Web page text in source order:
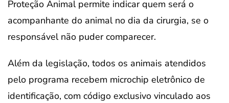
Proteção Animal permite indicar quem será o
acompanhante do animal no dia da cirurgia, se o
responsável não puder comparecer.
Além da legislação, todos os animais atendidos
pelo programa recebem microchip eletrônico de
identificação, com código exclusivo vinculado aos